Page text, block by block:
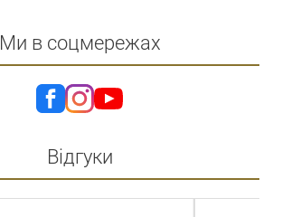
Ми в соцмережах
Відгуки